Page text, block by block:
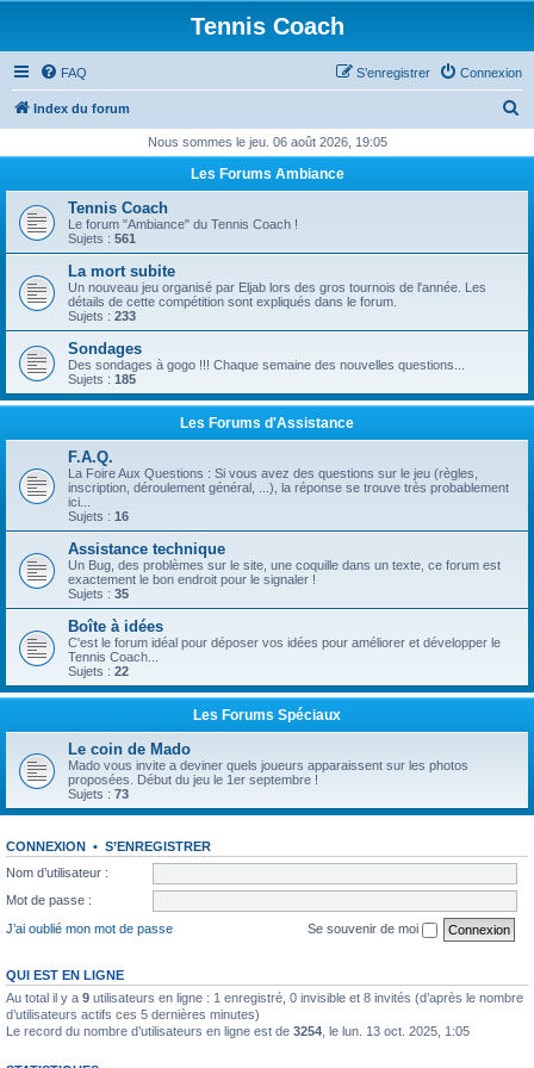
Tennis Coach
FAQ Connexion
S’enregistrer
Index du forum
h
r
e
Nous sommes le jeu. 06 août 2026, 19:05
Les Forums Ambiance
Tennis Coach
Le forum "Ambiance" du Tennis Coach !
Sujets : 561
La mort subite
Un nouveau jeu organisé par Eljab lors des gros tournois de l'année. Les
détails de cette compétition sont expliqués dans le forum.
Sujets : 233
Sondages
Des sondages à gogo !!! Chaque semaine des nouvelles questions...
Sujets : 185
Les Forums d'Assistance
F.A.Q.
La Foire Aux Questions : Si vous avez des questions sur le jeu (règles,
inscription, déroulement général, ...), la réponse se trouve très probablement
ici...
Sujets : 16
Assistance technique
Un Bug, des problèmes sur le site, une coquille dans un texte, ce forum est
exactement le bon endroit pour le signaler !
Sujets : 35
Boîte à idées
C'est le forum idéal pour déposer vos idées pour améliorer et développer le
Tennis Coach...
Sujets : 22
Les Forums Spéciaux
Le coin de Mado
Mado vous invite a deviner quels joueurs apparaissent sur les photos
proposées. Début du jeu le 1er septembre !
Sujets : 73
CONNEXION • S’ENREGISTRER
Nom d’utilisateur :
Mot de passe :
J’ai oublié mon mot de passe
Se souvenir de moi
QUI EST EN LIGNE
Au total il y a 9 utilisateurs en ligne : 1 enregistré, 0 invisible et 8 invités (d’après le nombre
d’utilisateurs actifs ces 5 dernières minutes)
Le record du nombre d’utilisateurs en ligne est de 3254 , le lun. 13 oct. 2025, 1:05